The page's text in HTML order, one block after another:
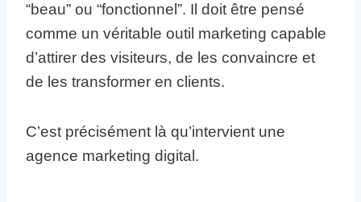
“beau” ou “fonctionnel”. Il doit être pensé
comme un véritable outil marketing capable
d’attirer des visiteurs, de les convaincre et
de les transformer en clients.
C’est précisément là qu’intervient une
agence marketing digital.